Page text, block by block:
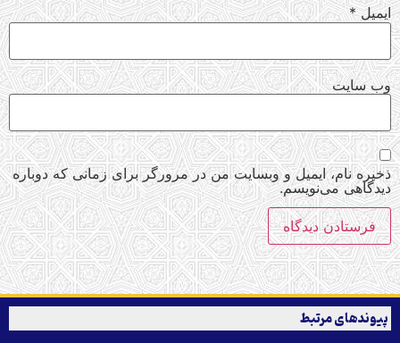
ایمیل*
وب‌ سایت
ذخیره نام، ایمیل و وبسایت من در مرورگر برای زمانی که دوباره
دیدگاهی می‌نویسم.
پیوندهای مرتبط